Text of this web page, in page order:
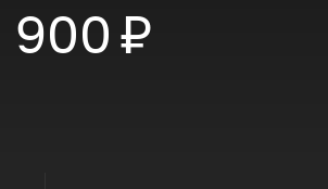
900 ₽